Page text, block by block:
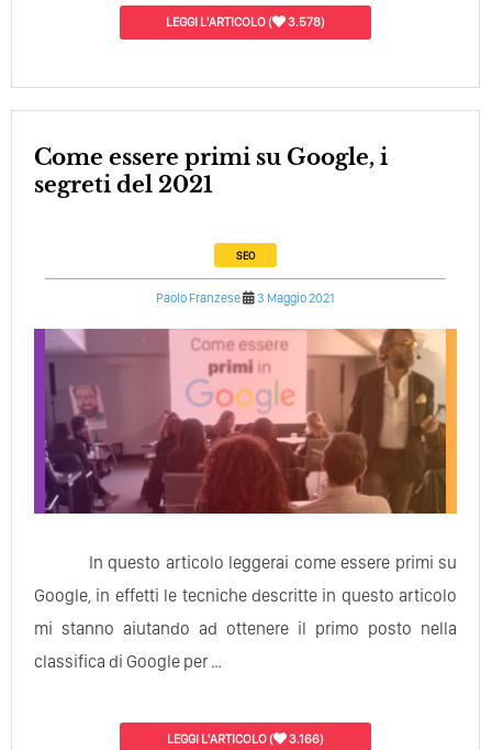
LEGGI L'ARTICOLO( 3.578)
Come essere primi su Google, i
segreti del 2021
SEO
Paolo Franzese 3 Maggio 2021
In questo articolo leggerai come essere primi su
Google, in effetti le tecniche descritte in questo articolo
mi stanno aiutando ad ottenere il primo posto nella
classifica di Google per …
LEGGI L'ARTICOLO( 3.166)